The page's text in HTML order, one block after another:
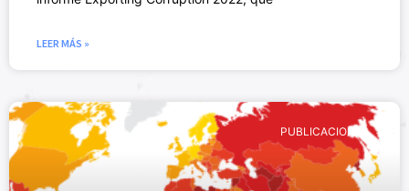
LEER MÁS »
PUBLICACIONES